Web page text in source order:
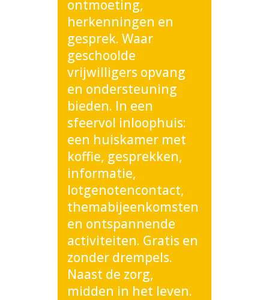
ontmoeting,
herkenningen en
gesprek. Waar
geschoolde
vrijwilligers opvang
en ondersteuning
bieden. In een
sfeervol inloophuis:
een huiskamer met
koffie, gesprekken,
informatie,
lotgenotencontact,
themabijeenkomsten
en ontspannende
activiteiten. Gratis en
zonder drempels.
Naast de zorg,
midden in het leven.